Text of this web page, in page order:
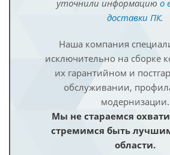
уточнили информацию о
доставки ПК.
Наша компания
исключительно на сборке
их гарантийном и
обслуживании,
модернизации.
Мы не стараемся
стремимся быть
области.